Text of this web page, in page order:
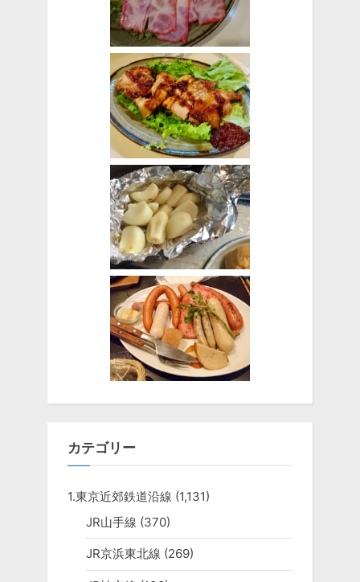
カテゴリー
1.東京近郊鉄道沿線 (1,131)
JR山手線 (370)
JR京浜東北線 (269)